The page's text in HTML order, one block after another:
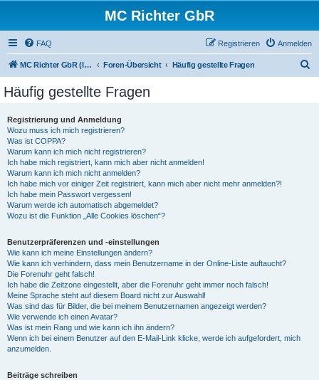
MC Richter GbR
FAQ Anmelden
Registrieren
MC Richter GbR (Impressum / Datenschutz) Foren-Übersicht Häufig gestellte Fragen
Häufig gestellte Fragen
Registrierung und Anmeldung
Wozu muss ich mich registrieren?
Was ist COPPA?
Warum kann ich mich nicht registrieren?
Ich habe mich registriert, kann mich aber nicht anmelden!
Warum kann ich mich nicht anmelden?
Ich habe mich vor einiger Zeit registriert, kann mich aber nicht mehr anmelden?!
Ich habe mein Passwort vergessen!
Warum werde ich automatisch abgemeldet?
Wozu ist die Funktion „Alle Cookies löschen“?
Benutzerpräferenzen und -einstellungen
Wie kann ich meine Einstellungen ändern?
Wie kann ich verhindern, dass mein Benutzername in der Online-Liste auftaucht?
Die Forenuhr geht falsch!
Ich habe die Zeitzone eingestellt, aber die Forenuhr geht immer noch falsch!
Meine Sprache steht auf diesem Board nicht zur Auswahl!
Was sind das für Bilder, die bei meinem Benutzernamen angezeigt werden?
Wie verwende ich einen Avatar?
Was ist mein Rang und wie kann ich ihn ändern?
Wenn ich bei einem Benutzer auf den E-Mail-Link klicke, werde ich aufgefordert, mich
anzumelden.
Beiträge schreiben